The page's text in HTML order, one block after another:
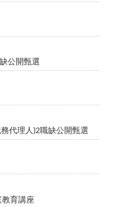
公開甄選
代理人)2職缺公開甄選
育講座